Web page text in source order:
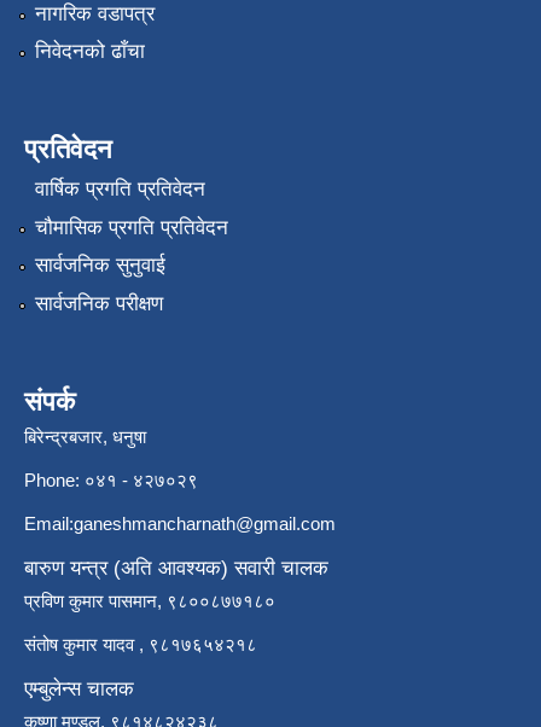
नागरिक वडापत्र
निवेदनको ढाँचा
प्रतिवेदन
वार्षिक प्रगति प्रतिवेदन
चौमासिक प्रगति प्रतिवेदन
सार्वजनिक सुनुवाई
सार्वजनिक परीक्षण
संपर्क
बिरेन्द्रबजार, धनुषा
Phone: ०४१ - ४२७०२९
Email:ganeshmancharnath@gmail.com
बारुण यन्त्र (अति आवश्यक) सवारी चालक
प्रविण कुमार पासमान, ९८००८७७१८०
संतोष कुमार यादव , ९८१७६५४२१८
एम्बुलेन्स चालक
कृष्णा मण्डल, ९८१४८२४२३८